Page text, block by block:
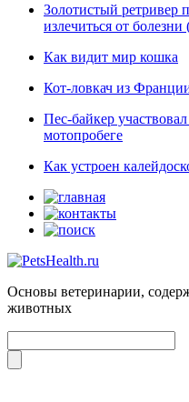
Золотистый ретривер
излечиться от
Как видит мир кошка
Кот-ловкач из
Пес-байкер
мотопробеге
Как устроен
Основы ветеринарии,
животных